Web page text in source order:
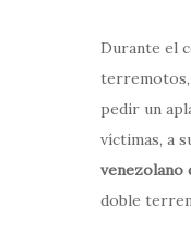
Durante el
terremotos,
pedir un
víctimas, a
venezolano
doble